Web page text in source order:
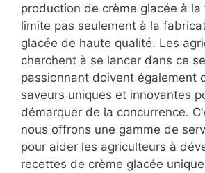
production de crème glacée à la
limite pas seulement à la
glacée de haute qualité. Les
cherchent à se lancer dans ce
passionnant doivent également
saveurs uniques et innovantes
démarquer de la concurrence.
nous offrons une gamme de
pour aider les agriculteurs à
recettes de crème glacée